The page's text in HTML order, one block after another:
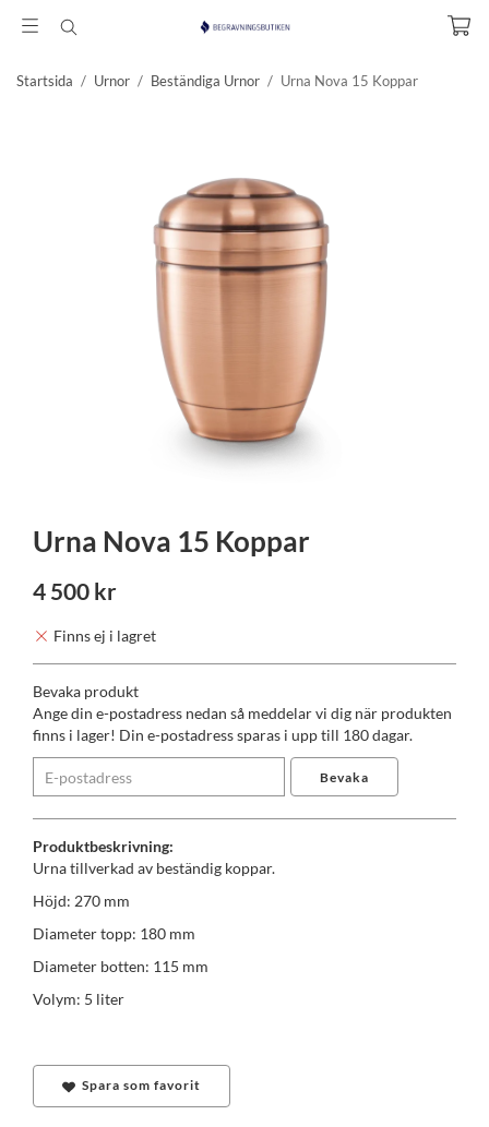
Startsida / Urnor / Beständiga Urnor / Urna Nova 15 Koppar
Urna Nova 15 Koppar
4 500 kr
Finns ej i lagret
Bevaka produkt
Ange din e-postadress nedan så meddelar vi dig när produkten
finns i lager! Din e-postadress sparas i upp till 180 dagar.
Bevaka
Produktbeskrivning:
Urna tillverkad av beständig koppar.
Höjd: 270 mm
Diameter topp: 180 mm
Diameter botten: 115 mm
Volym: 5 liter
Spara som favorit